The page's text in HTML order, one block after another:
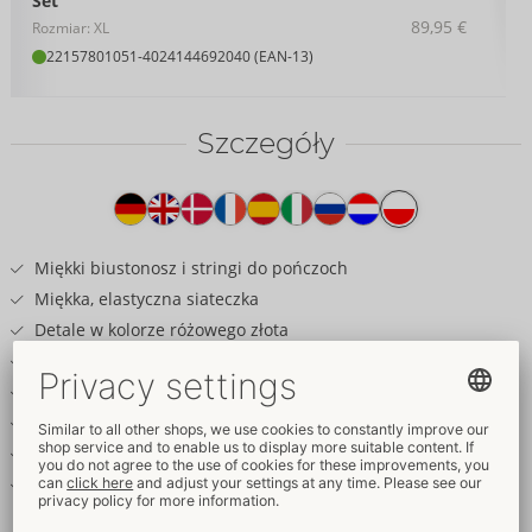
Rozmiar: XL
22157801051-4024144692040 (EAN-13)
89,95 €
Szczegóły
produkcie
Miękki biustonosz i stringi do pończoch
Miękka, elastyczna siateczka
Detale w kolorze różowego złota
Naszyjnik odpinany od biustonosza
Paski do pończoch z odpinanym paskiem na udo
Rio z przodu zachęcająco otwarte
Zawieszka w kształcie serca między siateczkowymi
miseczkami